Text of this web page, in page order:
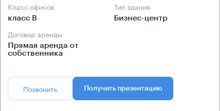
Класс офисов
класс B
Тип здания
Бизнес-центр
Договор аренды
Прямая аренда от
собственника
Позвонить Получить презентацию